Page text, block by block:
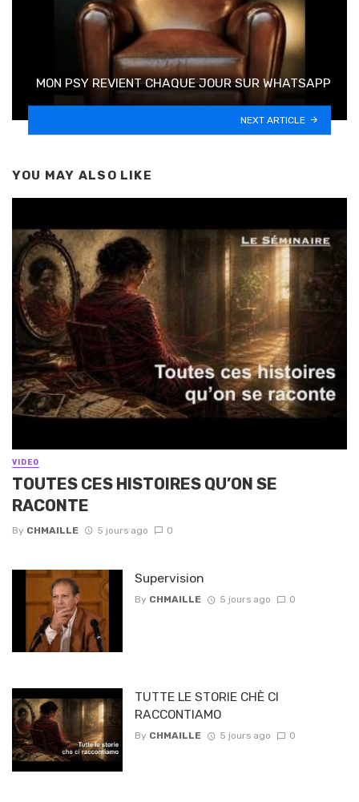
MON PSY REVIENT CHAQUE JOUR SUR WHATSAPP
NEXT ARTICLE
YOU MAY ALSO LIKE
VIDEO
TOUTES CES HISTOIRES QU’ON SE
RACONTE
By CHMAILLE 5 jours ago 0
Supervision
By CHMAILLE 5 jours ago 0
TUTTE LE STORIE CHÈ CI
RACCONTIAMO
By CHMAILLE 5 jours ago 0